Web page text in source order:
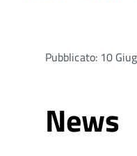
Pubblicato: 10
News